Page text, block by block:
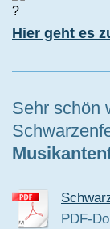
Hier geht es
Sehr schön
PDF-